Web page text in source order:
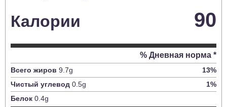
Калории 90
% Дневная норма *
Всего жиров 9.7g 13%
Чистый углевод 0.5g 1%
Белок 0.4g